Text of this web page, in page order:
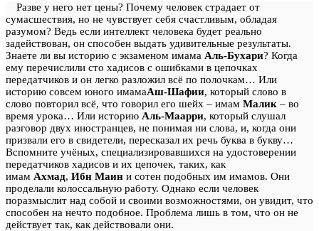
Разве у него нет цены? Почему человек страдает от
сумасшествия, но не чувствует себя счастливым, обладая
разумом? Ведь если интеллект человека будет реально
задействован, он способен выдать удивительные результаты.
Знаете ли вы историю с экзаменом имама Аль-Бухари? Когда
ему перечислили сто хадисов с ошибками в цепочках
передатчиков и он легко разложил всё по полочкам… Или
историю совсем юного имамаАш-Шафии, который слово в
слово повторил всё, что говорил его шейх – имам Малик – во
время урока… Или историю Аль-Маарри, который слушал
разговор двух иностранцев, не понимая ни слова, и, когда они
призвали его в свидетели, пересказал их речь буква в букву…
Вспомните учёных, специализировавшихся на удостоверении
передатчиков хадисов и их цепочек, таких, как
имам Ахмад, Ибн Маин и сотен подобных им имамов. Они
проделали колоссальную работу. Однако если человек
поразмыслит над собой и своими возможностями, он увидит, что
способен на нечто подобное. Проблема лишь в том, что он не
действует так, как действовали они.